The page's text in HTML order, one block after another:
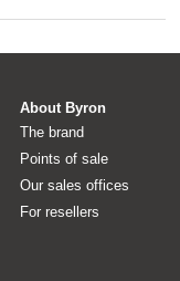
About Byron
The brand
Points of sale
Our sales offices
For resellers